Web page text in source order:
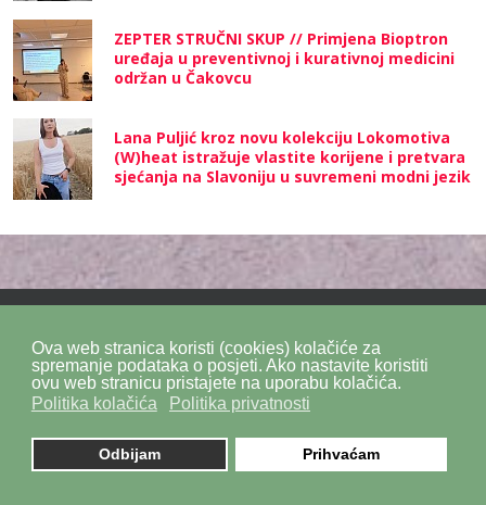
Ova web stranica koristi (cookies) kolačiće za
spremanje podataka o posjeti. Ako nastavite koristiti
ovu web stranicu pristajete na uporabu kolačića.
Politika kolačića
Politika privatnosti
Odbijam Prihvaćam
ZEPTER STRUČNI SKUP // Primjena Bioptron
uređaja u preventivnoj i kurativnoj medicini
održan u Čakovcu
Lana Puljić kroz novu kolekciju Lokomotiva
(W)heat istražuje vlastite korijene i pretvara
sjećanja na Slavoniju u suvremeni modni jezik
Politika privatnosti Politika kolačića SiteMap
Impressum Kontakt DPZ Consulting
© 2026. byznaor.com